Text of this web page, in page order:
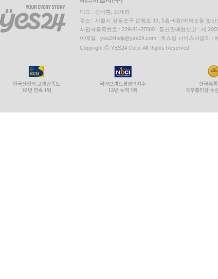
대표 : 김석환, 최세라
주소 : 서울시 영등포구 은행로 11, 5층~6층(여의도동,일신
사업자등록번호 : 229-81-37000 통신판매업신고 : 제
이메일 : yes24help@yes24.com 호스팅 서비스사업자 :
Copyright ⓒ YES24 Corp. All Rights Reserved.